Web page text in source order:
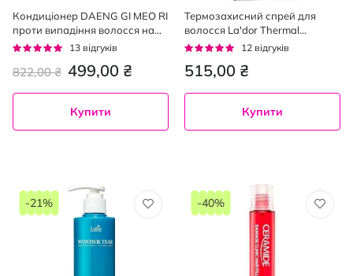
Кондиціонер DAENG GI MEO RI
проти випадіння волосся на
основі східних рослин з олією
Рейтинг:
13 відгуків
499,00 ₴
822,00 ₴
Купити
Термозахисний спрей для
волосся La'dor Thermal
Protection Spray 100 мл
Рейтинг:
12 відгуків
515,00 ₴
Купити
-21% -40%